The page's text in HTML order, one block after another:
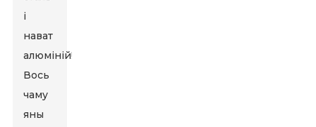
і
нават
алюміній!
Вось
чаму
яны